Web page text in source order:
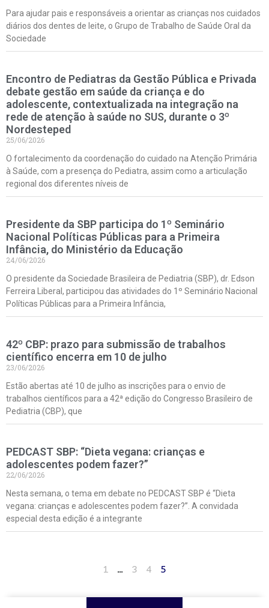
Para ajudar pais e responsáveis a orientar as crianças nos cuidados
diários dos dentes de leite, o Grupo de Trabalho de Saúde Oral da
Sociedade
Encontro de Pediatras da Gestão Pública e Privada
debate gestão em saúde da criança e do
adolescente, contextualizada na integração na
rede de atenção à saúde no SUS, durante o 3º
Nordesteped
25/06/2026
O fortalecimento da coordenação do cuidado na Atenção Primária
à Saúde, com a presença do Pediatra, assim como a articulação
regional dos diferentes níveis de
Presidente da SBP participa do 1º Seminário
Nacional Políticas Públicas para a Primeira
Infância, do Ministério da Educação
24/06/2026
O presidente da Sociedade Brasileira de Pediatria (SBP), dr. Edson
Ferreira Liberal, participou das atividades do 1º Seminário Nacional
Políticas Públicas para a Primeira Infância,
42º CBP: prazo para submissão de trabalhos
científico encerra em 10 de julho
23/06/2026
Estão abertas até 10 de julho as inscrições para o envio de
trabalhos científicos para a 42ª edição do Congresso Brasileiro de
Pediatria (CBP), que
PEDCAST SBP: “Dieta vegana: crianças e
adolescentes podem fazer?”
22/06/2026
Nesta semana, o tema em debate no PEDCAST SBP é “Dieta
vegana: crianças e adolescentes podem fazer?”. A convidada
especial desta edição é a integrante
1 … 3 4 5